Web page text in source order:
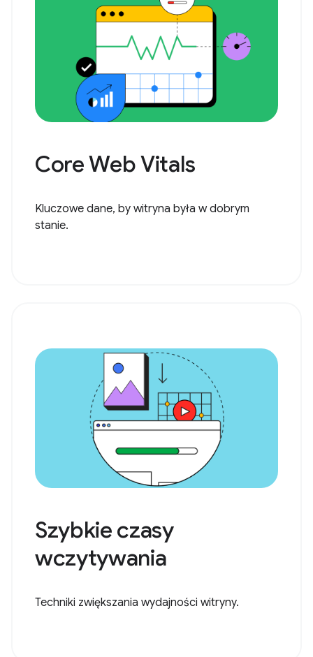
Core Web Vitals
Kluczowe dane, by witryna była w dobrym
stanie.
Szybkie czasy
wczytywania
Techniki zwiększania wydajności witryny.